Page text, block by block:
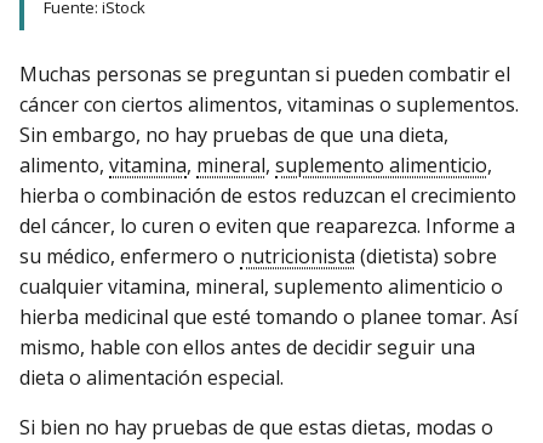
Fuente: iStock
Muchas personas se preguntan si pueden combatir el
cáncer con ciertos alimentos, vitaminas o suplementos.
Sin embargo, no hay pruebas de que una dieta,
alimento, vitamina, mineral, suplemento alimenticio,
hierba o combinación de estos reduzcan el crecimiento
del cáncer, lo curen o eviten que reaparezca. Informe a
su médico, enfermero o nutricionista (dietista) sobre
cualquier vitamina, mineral, suplemento alimenticio o
hierba medicinal que esté tomando o planee tomar. Así
mismo, hable con ellos antes de decidir seguir una
dieta o alimentación especial.
Si bien no hay pruebas de que estas dietas, modas o